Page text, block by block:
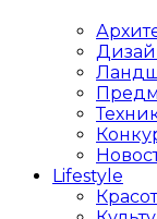
Lifestyle